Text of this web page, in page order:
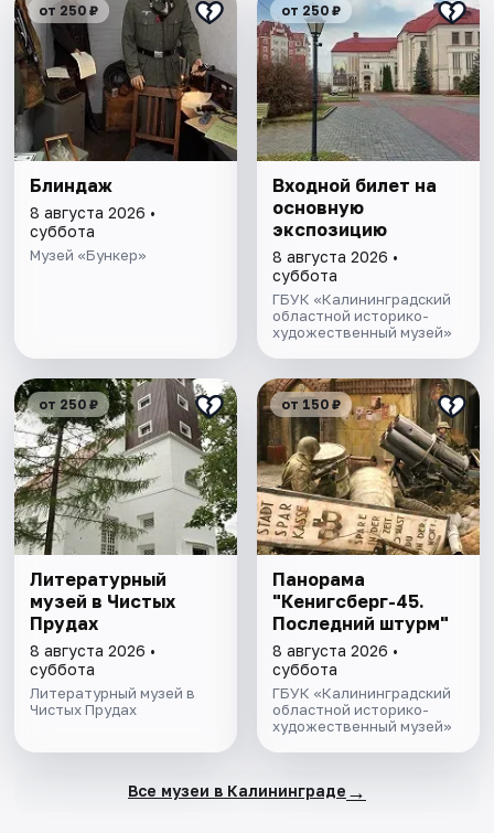
от 250 ₽
Блиндаж
8 августа 2026 •
суббота
Музей «Бункер»
от 250 ₽
Входной билет на
основную
экспозицию
8 августа 2026 •
суббота
ГБУК «Калининградский
областной историко-
художественный музей»
от 250 ₽
Литературный
музей в Чистых
Прудах
8 августа 2026 •
суббота
Литературный музей в
Чистых Прудах
от 150 ₽
Панорама
"Кенигсберг-45.
Последний штурм"
8 августа 2026 •
суббота
ГБУК «Калининградский
областной историко-
художественный музей»
Все музеи в Калининграде →